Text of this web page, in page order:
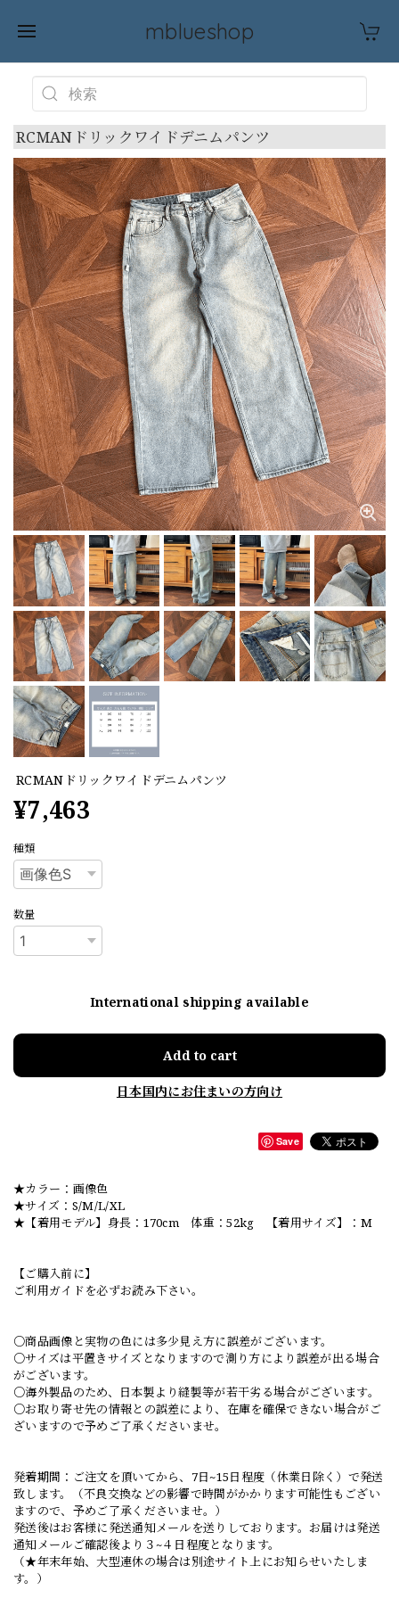
mblueshop
RCMANドリックワイドデニムパンツ
RCMANドリックワイドデニムパンツ
¥7,463
種類
数量
International shipping available
Add to cart
日本国内にお住まいの方向け
Save
★カラー：画像色
★サイズ：S/M/L/XL
★【着用モデル】身長：170cm 体重：52kg 【着用サイズ】：M
【ご購入前に】
ご利用ガイドを必ずお読み下さい。
○商品画像と実物の色には多少見え方に誤差がございます。
○サイズは平置きサイズとなりますので測り方により誤差が出る場合
がございます。
○海外製品のため、日本製より縫製等が若干劣る場合がございます。
○お取り寄せ先の情報との誤差により、在庫を確保できない場合がご
ざいますので予めご了承くださいませ。
発着期間：ご注文を頂いてから、7日~15日程度（休業日除く）で発送
致します。（不良交換などの影響で時間がかかります可能性もござい
ますので、予めご了承くださいませ。）
発送後はお客様に発送通知メールを送りしております。お届けは発送
通知メールご確認後より３~４日程度となります。
（★年末年始、大型連休の場合は別途サイト上にお知らせいたしま
す。）